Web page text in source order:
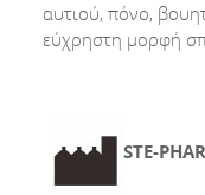
αυτιού, πόνο,
εύχρηστη μορφή
STE-